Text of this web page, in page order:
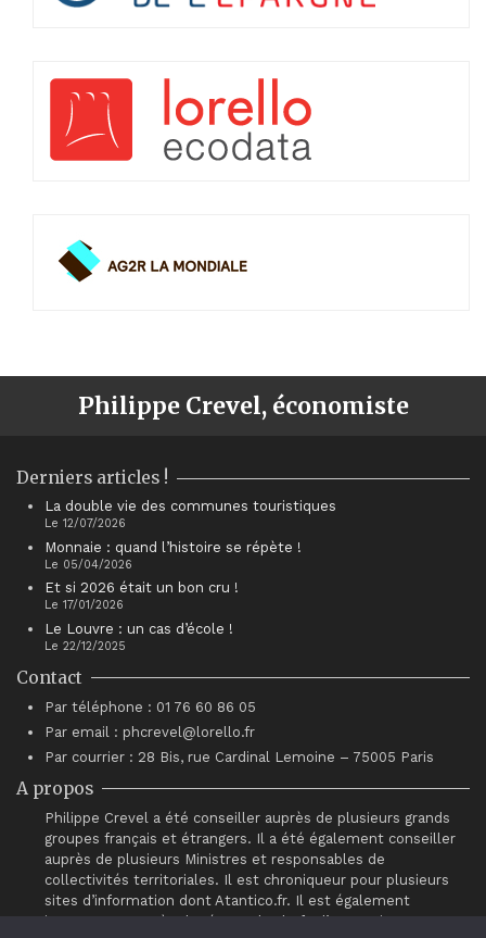
Philippe Crevel, économiste
Derniers articles !
La double vie des communes touristiques
Le 12/07/2026
Monnaie : quand l’histoire se répète !
Le 05/04/2026
Et si 2026 était un bon cru !
Le 17/01/2026
Le Louvre : un cas d’école !
Le 22/12/2025
Contact
Par téléphone : 01 76 60 86 05
Par email : phcrevel@lorello.fr
Par courrier : 28 Bis, rue Cardinal Lemoine – 75005 Paris
A propos
Philippe Crevel a été conseiller auprès de plusieurs grands
groupes français et étrangers. Il a été également conseiller
auprès de plusieurs Ministres et responsables de
collectivités territoriales. Il est chroniqueur pour plusieurs
sites d’information dont Atantico.fr. Il est également
intervenant auprès du réseau de chefs d’entreprises